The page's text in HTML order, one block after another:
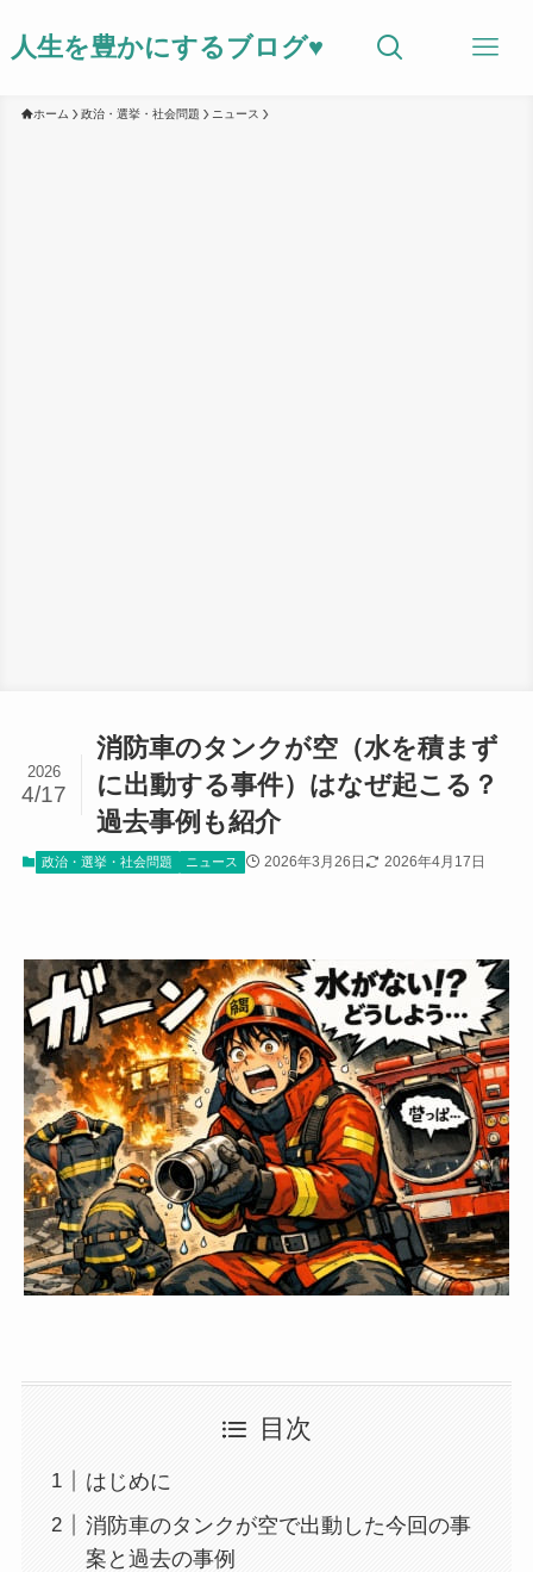
人生を豊かにするブログ♥
ホーム 政治・選挙・社会問題 ニュース
消防車のタンクが空（水を積まず
に出動する事件）はなぜ起こる？
過去事例も紹介
2026
4/17
政治・選挙・社会問題 ニュース 2026年3月26日 2026年4月17日
目次
はじめに
消防車のタンクが空で出動した今回の事
案と過去の事例